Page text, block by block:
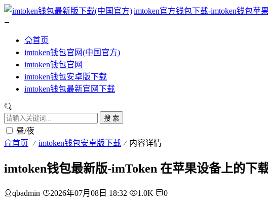
首页
imtoken钱包官网(中国官方)
imtoken钱包官网
imtoken钱包安卓版下载
imtoken钱包最新官网下载
搜 索
昼/夜
首页 imtoken钱包安卓版下载 内容详情
imtoken钱包最新版-imToken 在苹果设备上的下
qbadmin 2026年07月08日 18:32 1.0K 0